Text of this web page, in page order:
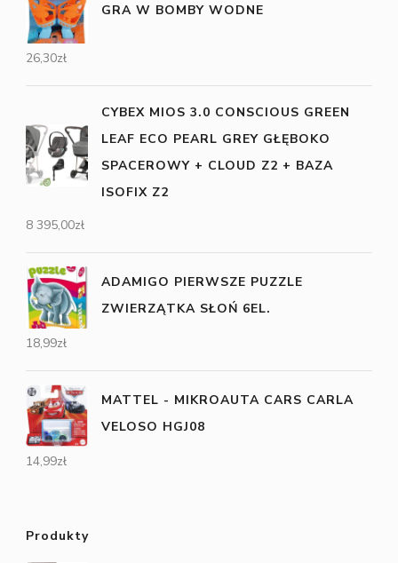
GRA W BOMBY WODNE
26,30zł
CYBEX MIOS 3.0 CONSCIOUS GREEN
LEAF ECO PEARL GREY GŁĘBOKO
SPACEROWY + CLOUD Z2 + BAZA
ISOFIX Z2
8 395,00zł
ADAMIGO PIERWSZE PUZZLE
ZWIERZĄTKA SŁOŃ 6EL.
18,99zł
MATTEL - MIKROAUTA CARS CARLA
VELOSO HGJ08
14,99zł
Produkty